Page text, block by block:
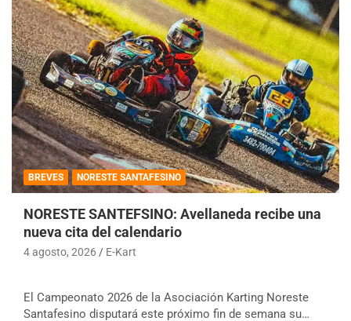
BREVES NORESTE SANTAFESINO
NORESTE SANTEFSINO: Avellaneda recibe una
nueva cita del calendario
4 agosto, 2026 E-Kart
El Campeonato 2026 de la Asociación Karting Noreste
Santafesino disputará este próximo fin de semana su…